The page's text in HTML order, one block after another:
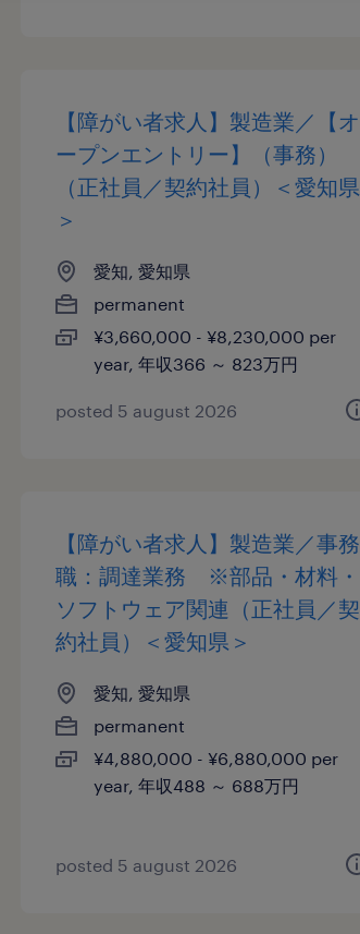
【障がい者求人】製造業／【オ
ープンエントリー】（事務）
（正社員／契約社員）＜愛知県
＞
愛知, 愛知県
permanent
¥3,660,000 - ¥8,230,000 per
year, 年収366 ～ 823万円
posted 5 august 2026
【障がい者求人】製造業／事務
職：調達業務 ※部品・材料・
ソフトウェア関連（正社員／契
約社員）＜愛知県＞
愛知, 愛知県
permanent
¥4,880,000 - ¥6,880,000 per
year, 年収488 ～ 688万円
posted 5 august 2026